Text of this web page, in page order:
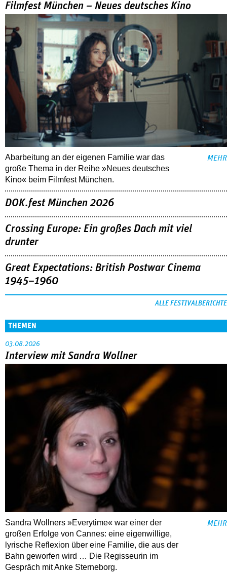
Filmfest München – Neues deutsches Kino
Abarbeitung an der eigenen Familie war das
große Thema in der Reihe »Neues deutsches
Kino« beim Filmfest München.
MEHR
DOK.fest München 2026
Crossing Europe: Ein großes Dach mit viel
drunter
Great Expectations: British Postwar Cinema
1945–1960
ALLE FESTIVALBERICHTE
THEMEN
03.08.2026
Interview mit Sandra Wollner
Sandra Wollners »Everytime« war einer der
großen Erfolge von Cannes: eine eigenwillige,
lyrische Reflexion über eine ­Familie, die aus der
Bahn geworfen wird … Die Regisseurin im
Gespräch mit Anke Sterneborg.
MEHR